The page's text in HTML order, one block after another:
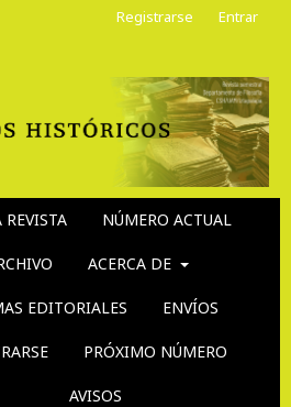
REVISTA NÚMERO ACTUAL
ACERCA DE
EDITORIALES ENVÍOS
PRÓXIMO NÚMERO
AVISOS
Registrarse Entrar